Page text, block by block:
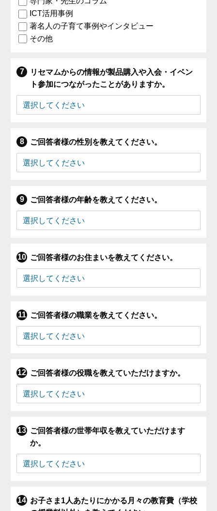
ICT活用事例
著名人の子育て事例やインタビュー
その他
リセマムからの情報が製品購入や入会・イベン
ト参加につながったことがありますか。
ご回答者様の性別を教えてください。
ご回答者様の年齢を教えてください。
ご回答者様のお住まいを教えてください。
ご回答者様の職業を教えてください。
ご回答者様の役職を教えていただけますか。
ご回答者様の世帯年収を教えていただけます
か。
お子さま1人あたりにかかる月々の教育費（学校